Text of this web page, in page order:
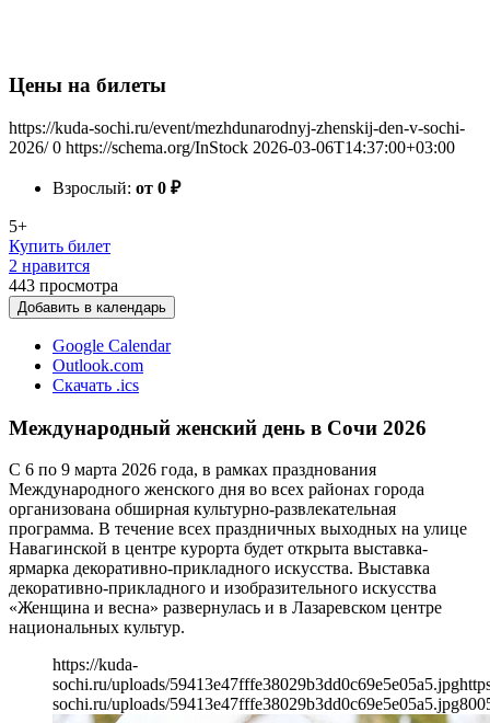
Цены на билеты
https://kuda-sochi.ru/event/mezhdunarodnyj-zhenskij-den-v-sochi-
2026/ 0 https://schema.org/InStock 2026-03-06T14:37:00+03:00
Взрослый: от 0 ₽
5+
Купить билет
2 нравится
443 просмотра
Добавить в календарь
Google Calendar
Outlook.com
Скачать .ics
Международный женский день в Сочи 2026
С 6 по 9 марта 2026 года, в рамках празднования
Международного женского дня во всех районах города
организована обширная культурно-развлекательная
программа. В течение всех праздничных выходных на улице
Навагинской в центре курорта будет открыта выставка-
ярмарка декоративно-прикладного искусства. Выставка
декоративно-прикладного и изобразительного искусства
«Женщина и весна» развернулась и в Лазаревском центре
национальных культур.
https://kuda-
sochi.ru/uploads/59413e47fffe38029b3dd0c69e5e05a5.jpg
sochi.ru/uploads/59413e47fffe38029b3dd0c69e5e05a5.jpg800